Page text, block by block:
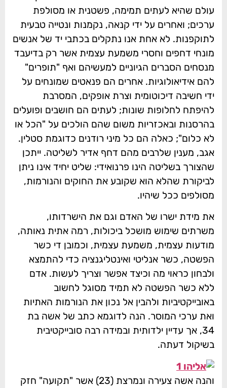
עולם שהיא לעתים תמימה, פשטנית או מסולפת
ערכים; ואחרים על ידי קנאה, נקמנות ונטייה טבעית
לתוקפנות. לא אחת אנו נתקלים בכתבי יד של אנשים
מונחי דחפים וחסרי משמעת עצמית אשר רק בדיעבד
מנסחים הסברים הגיוניים למעשיהם ואף "תופרים"
להם אידיאולוגיות. אחרים הם פנאטים שמונחים על
ידי חשיבה דיכוטומית וצרת אופקים, המסרבת
להיפתח לחלופות שונות; לעתים הם חושבים ופועלים
בהרסנות ובאכזריות משום שהם הולכים על "הכל או
לא כלום"; כאלה הם כל מיני רודנים כדוגמת סטלין.
אגב, מענין שלרבים מהם דחף אדיר לשליטה. ייתכן
שהצורך בשליטה הינו פרנואידי: שליט יחיד אינו ניתן
לביקורת שהלא הוא שקובע את החוקים והנורמות,
מסולפים ככל שיהיו.
את מידת ישרו של האדם וגם את הישרדותו,
משרתים שימוש מושכל ביכולות, רמה אתית נאותה,
מודעות עצמית, משמעת עצמית, וכמובן די כשר
הפשטה, כשר אנליטי ואינטליגנציה כדי להתמצא
ולבחון כראוי מה וכיצד אפשר וצריך לעשות. אדם
ללא כשר הפשטה לא תמיד מסוגל לחשוב
באובייקטיביות ולהבין אל נכון את הנורמות האתיות
ואת ערכי המוסר. הנה לדוגמא כתב של אשה בת
34, אך עדיין ילדותית ובמידה רבה סובייקטיבית
בשיקול דעתה.
והנה אשה צעירה ונמרצת (23) אשר "תקועה" חזק